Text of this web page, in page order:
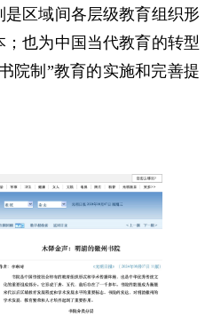
区域间各层级教育组织形
也为中国当代教育的转型
院制”教育的实施和完善提